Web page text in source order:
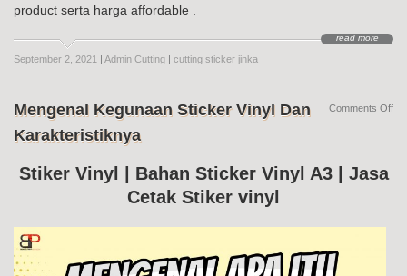
product serta harga affordable .
read more
September 2, 2021 Admin Cutting cutting sticker jinka
Mengenal Kegunaan Sticker Vinyl Dan
Karakteristiknya
Stiker Vinyl | Bahan Sticker Vinyl A3 | Jasa
Cetak Stiker vinyl
Comments Offon